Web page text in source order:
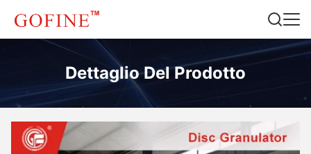
Dettaglio Del Prodotto